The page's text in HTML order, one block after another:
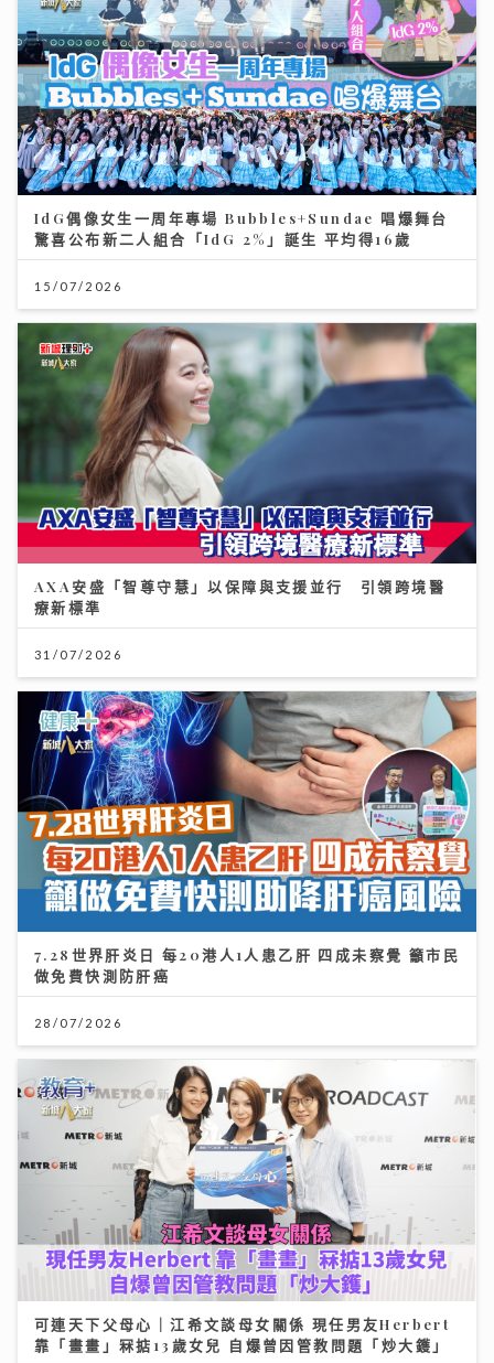
IdG偶像女生一周年專場 Bubbles+Sundae 唱爆舞台
驚喜公布新二人組合「IdG 2%」誕生 平均得16歲
15/07/2026
AXA安盛「智尊守慧」以保障與支援並行 引領跨境醫
療新標準
31/07/2026
7.28世界肝炎日 每20港人1人患乙肝 四成未察覺 籲市民
做免費快測防肝癌
28/07/2026
可連天下父母心｜江希文談母女關係 現任男友Herbert
靠「畫畫」冧掂13歲女兒 自爆曾因管教問題「炒大鑊」